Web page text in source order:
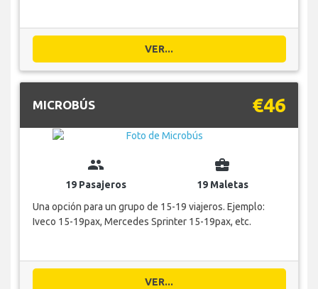
VER...
MICROBÚS €46
group
19 Pasajeros
business_center
19 Maletas
Una opción para un grupo de 15-19 viajeros. Ejemplo:
Iveco 15-19pax, Mercedes Sprinter 15-19pax, etc.
VER...